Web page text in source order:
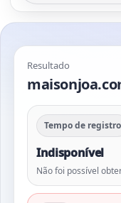
Resultado
Tempo de registro
Indisponível
Não foi possível